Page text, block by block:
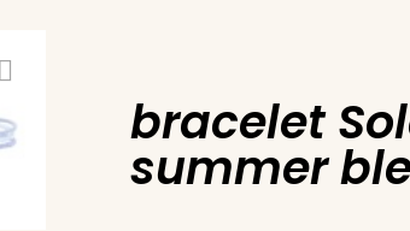
bracelet
summer